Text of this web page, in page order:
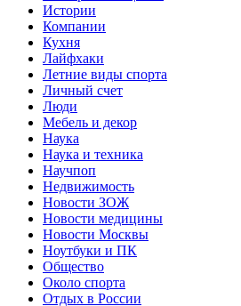
Истории
Компании
Кухня
Лайфхаки
Летние виды спорта
Личный счет
Люди
Мебель и декор
Наука
Наука и техника
Научпоп
Недвижимость
Новости ЗОЖ
Новости медицины
Новости Москвы
Ноутбуки и ПК
Общество
Около спорта
Отдых в России